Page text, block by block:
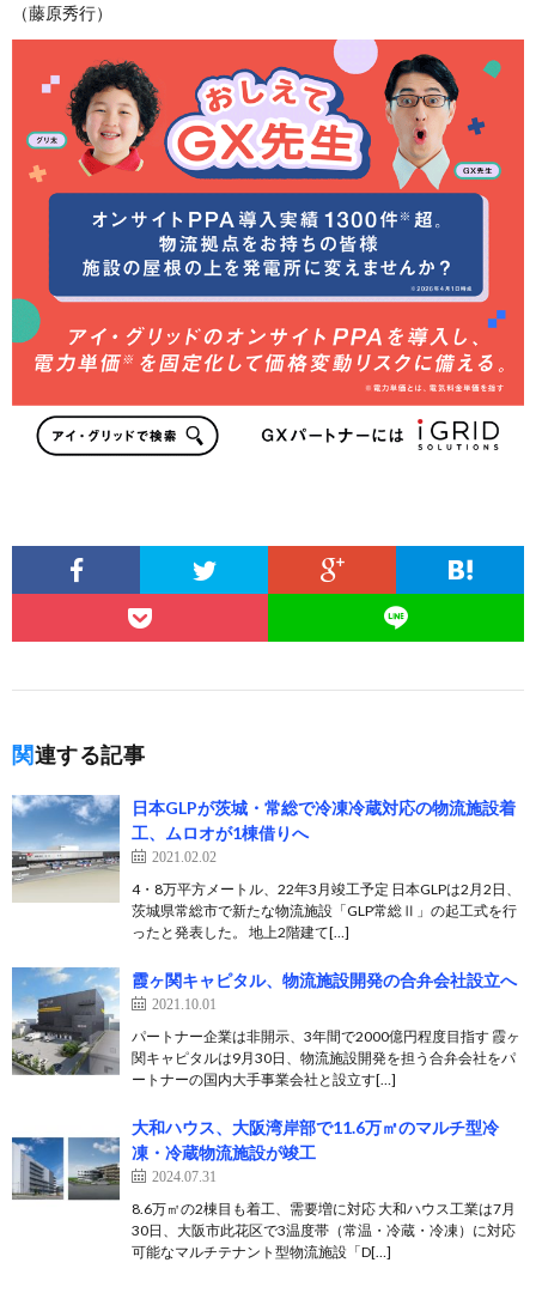
（藤原秀行）
関連する記事
日本GLPが茨城・常総で冷凍冷蔵対応の物流施設着
工、ムロオが1棟借りへ
2021.02.02
4・8万平方メートル、22年3月竣工予定 日本GLPは2月2日、
茨城県常総市で新たな物流施設「GLP常総Ⅱ」の起工式を行
ったと発表した。 地上2階建て[…]
霞ヶ関キャピタル、物流施設開発の合弁会社設立へ
2021.10.01
パートナー企業は非開示、3年間で2000億円程度目指す 霞ヶ
関キャピタルは9月30日、物流施設開発を担う合弁会社をパ
ートナーの国内大手事業会社と設立す[…]
大和ハウス、大阪湾岸部で11.6万㎡のマルチ型冷
凍・冷蔵物流施設が竣工
2024.07.31
8.6万㎡の2棟目も着工、需要増に対応 大和ハウス工業は7月
30日、大阪市此花区で3温度帯（常温・冷蔵・冷凍）に対応
可能なマルチテナント型物流施設「D[…]